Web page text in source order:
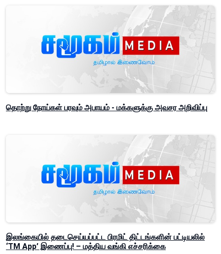
தொற்று நோய்கள் பரவும் அபாயம் - மக்களுக்கு அவசர அறிவிப்பு
இலங்கையில் தடைசெய்யப்பட்ட பிரமிட் திட்டங்களின் பட்டியலில்
‘TM App’ இணைப்பு! – மத்திய வங்கி எச்சரிக்கை